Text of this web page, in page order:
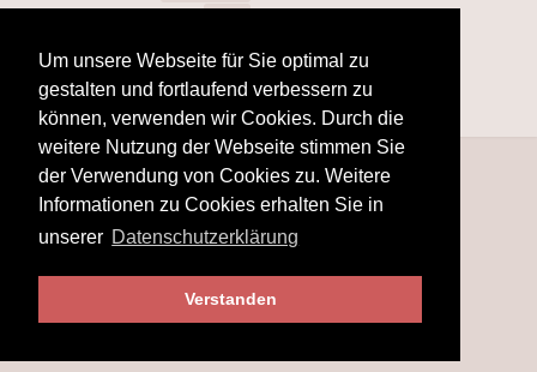
Um unsere Webseite für Sie optimal zu
gestalten und fortlaufend verbessern zu
können, verwenden wir Cookies. Durch die
weitere Nutzung der Webseite stimmen Sie
der Verwendung von Cookies zu. Weitere
Informationen zu Cookies erhalten Sie in
unserer Datenschutzerklärung
Verstanden
100
© 2025hobby-fotografie.mobi